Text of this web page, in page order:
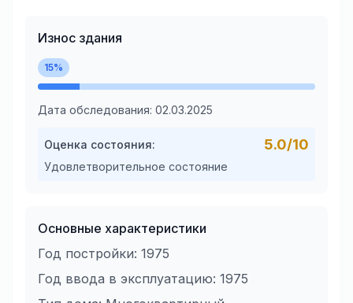
Износ здания
15%
Дата обследования: 02.03.2025
Оценка состояния: 5.0/10
Удовлетворительное состояние
Основные характеристики
Год постройки: 1975
Год ввода в эксплуатацию: 1975